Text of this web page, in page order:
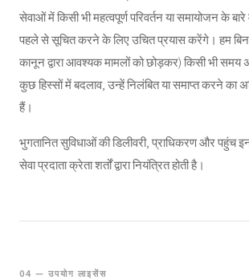
सेवाओं में किसी भी महत्वपूर्ण परिवर्तन या समायोजन के
पहले से सूचित करने के लिए उचित प्रयास करेंगे। हम बिना
कानून द्वारा आवश्यक मामलों को छोड़कर) किसी भी
कुछ हिस्सों में बदलाव, उन्हें निलंबित या समाप्त करने का
हैं।
भुगतानित सुविधाओं की डिलीवरी, प्राधिकरण और पहुंच
सेवा प्रदाता क्रेता शर्तों द्वारा नियंत्रित होती है।
04 — उपयोग लाइसेंस